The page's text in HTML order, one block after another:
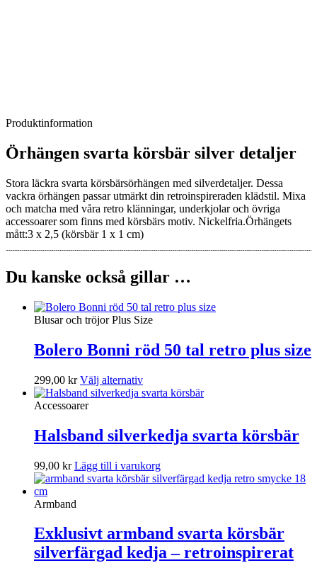
Produktinformation
Örhängen svarta körsbär silver detaljer
Stora läckra svarta körsbärsörhängen med silverdetaljer. Dessa
vackra örhängen passar utmärkt din retroinspireraden klädstil. Mixa
och matcha med våra retro klänningar, underkjolar och övriga
accessoarer som finns med körsbärs motiv. Nickelfria.Örhängets
mått:3 x 2,5 (körsbär 1 x 1 cm)
Du kanske också gillar …
Blusar och tröjor Plus Size
Bolero Bonni röd 50 tal retro plus size
299,00 kr Välj alternativDen
här
flera
varianter.
olika
alternativen
produktsidan
Accessoarer
Halsband silverkedja svarta körsbär
99,00 kr Lägg till i varukorg
Armband
Exklusivt armband svarta körsbär
silverfärgad kedja – retroinspirerat